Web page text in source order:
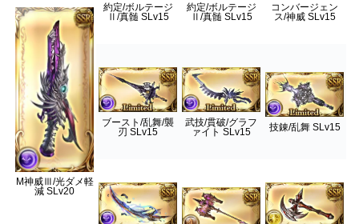
M神威Ⅲ/光ダメ軽
減 SLv20
約定/ボルテージ
Ⅱ/真髄 SLv15
約定/ボルテージ
Ⅱ/真髄 SLv15
コンバージェン
ス/神威 SLv15
ブースト/乱舞/襲
刃 SLv15
武技/貫破/グラフ
ァイト SLv15
技錬/乱舞 SLv15